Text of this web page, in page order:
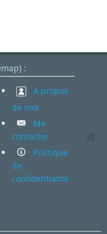
:
A propos
de moi
Me
contacter
Politique
de
confidentialité